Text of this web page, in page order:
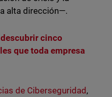
alta dirección—.
cinco
que toda empresa
de Ciberseguridad ,